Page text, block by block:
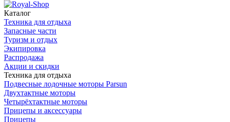
Каталог
Техника для отдыха
Запасные части
Туризм и отдых
Экипировка
Распродажа
Акции и скидки
Техника для отдыха
Подвесные лодочные моторы Parsun
Двухтактные моторы
Четырёхтактные моторы
Прицепы и аксессуары
Прицепы